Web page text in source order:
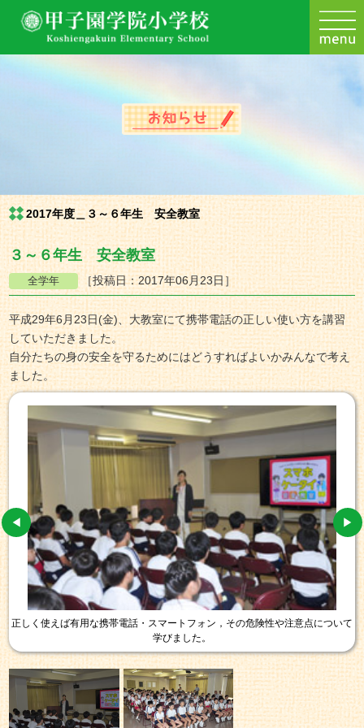
2017年度＿３～６年生 安全教室
３～６年生 安全教室
［投稿日：2017年06月23日］
平成29年6月23日(金)、大教室にて携帯電話の正しい使い方を講習
していただきました。
自分たちの身の安全を守るためにはどうすればよいかみんなで考え
ました。
正しく使えば有用な携帯電話・スマートフォン，その危険性や注意点について
学びました。